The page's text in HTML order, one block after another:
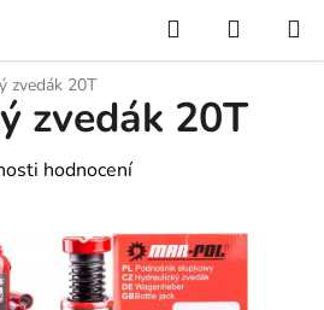
Hledat
KOŠÍK
zvedák 20T
zvedák 20T
hodnocení